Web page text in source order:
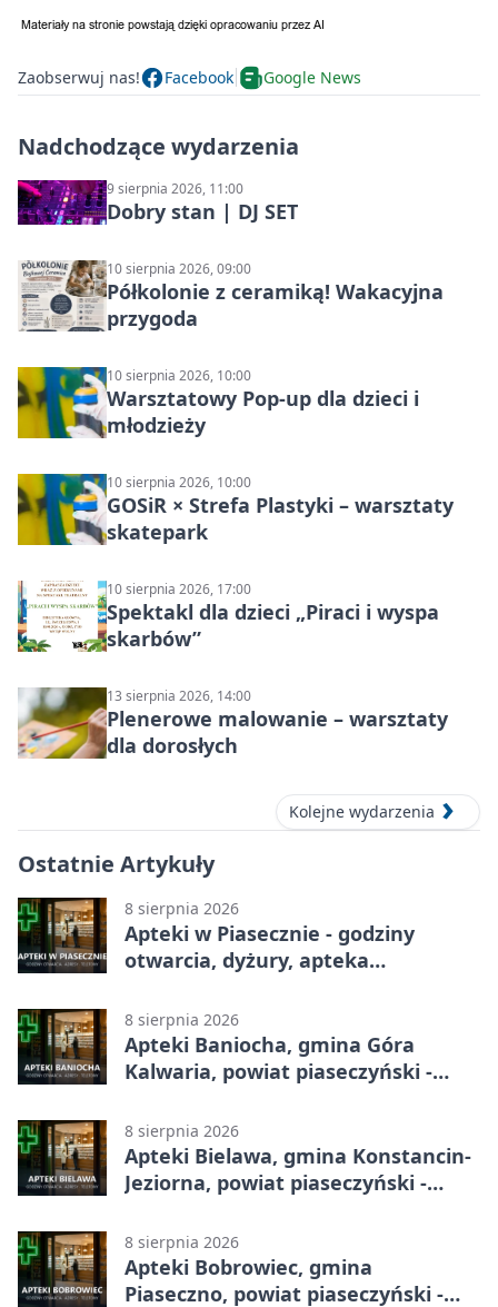
Zaobserwuj nas! Facebook Google News
Nadchodzące wydarzenia
9 sierpnia 2026, 11:00
Dobry stan | DJ SET
10 sierpnia 2026, 09:00
Półkolonie z ceramiką! Wakacyjna
przygoda
10 sierpnia 2026, 10:00
Warsztatowy Pop-up dla dzieci i
młodzieży
10 sierpnia 2026, 10:00
GOSiR × Strefa Plastyki – warsztaty
skatepark
10 sierpnia 2026, 17:00
Spektakl dla dzieci „Piraci i wyspa
skarbów”
13 sierpnia 2026, 14:00
Plenerowe malowanie – warsztaty
dla dorosłych
Kolejne wydarzenia
Ostatnie Artykuły
8 sierpnia 2026
Apteki w Piasecznie - godziny
otwarcia, dyżury, apteka
8 sierpnia 2026
Apteki Baniocha, gmina Góra
Kalwaria, powiat piaseczyński -
8 sierpnia 2026
Apteki Bielawa, gmina Konstancin-
Jeziorna, powiat piaseczyński -
8 sierpnia 2026
Apteki Bobrowiec, gmina
Piaseczno, powiat piaseczyński -